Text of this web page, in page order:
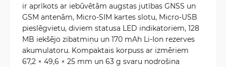
ir aprīkots ar iebūvētām augstas jutības GNSS un
GSM antenām, Micro-SIM kartes slotu, Micro-USB
pieslēgvietu, diviem statusa LED indikatoriem, 128
MB iekšējo zibatmiņu un 170 mAh Li-Ion rezerves
akumulatoru. Kompaktais korpuss ar izmēriem
67,2 × 49,6 × 25 mm un 63 g svaru nodrošina